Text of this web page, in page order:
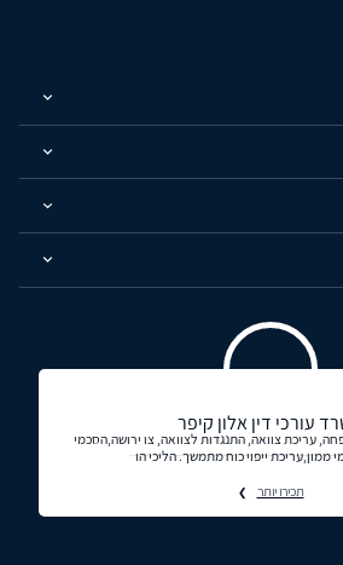
עורכי דין אלון קיפר
עריכת צוואה, התנגדות לצוואה, צו ירושה,הסכמי
ממון,עריכת ייפוי כוח מתמשך. הליכי הו
תכירו יותר